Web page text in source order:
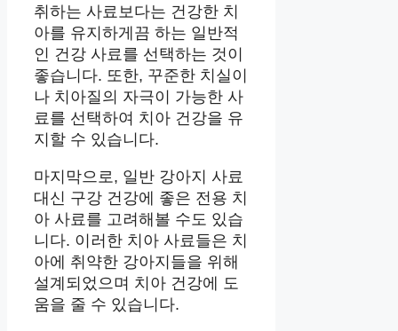
취하는 사료보다는 건강한 치
아를 유지하게끔 하는 일반적
인 건강 사료를 선택하는 것이
좋습니다. 또한, 꾸준한 치실이
나 치아질의 자극이 가능한 사
료를 선택하여 치아 건강을 유
지할 수 있습니다.
마지막으로, 일반 강아지 사료
대신 구강 건강에 좋은 전용 치
아 사료를 고려해볼 수도 있습
니다. 이러한 치아 사료들은 치
아에 취약한 강아지들을 위해
설계되었으며 치아 건강에 도
움을 줄 수 있습니다.